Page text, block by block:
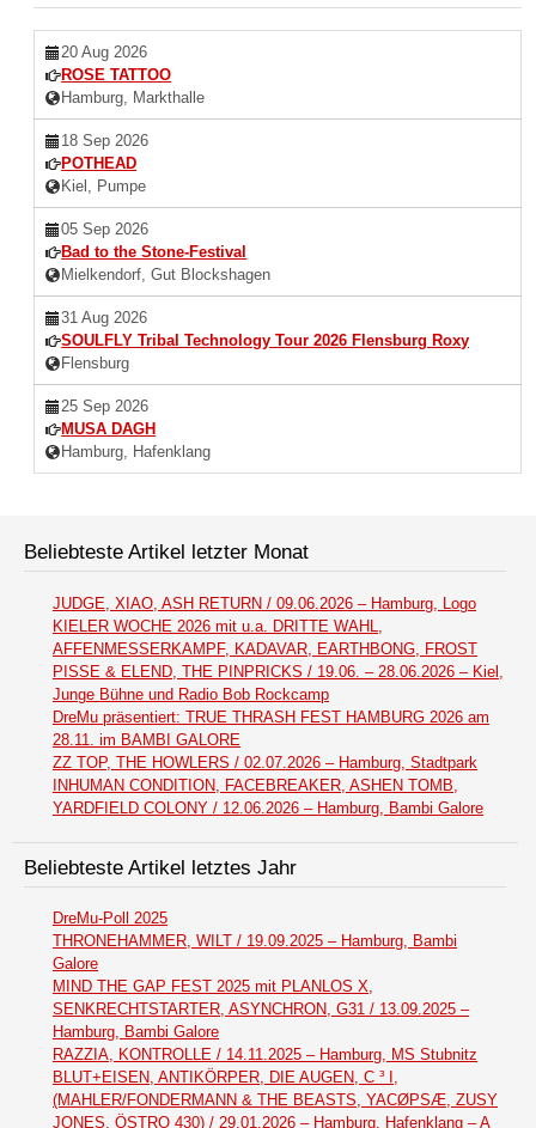
20 Aug 2026
ROSE TATTOO
Hamburg, Markthalle
18 Sep 2026
POTHEAD
Kiel, Pumpe
05 Sep 2026
Bad to the Stone-Festival
Mielkendorf, Gut Blockshagen
31 Aug 2026
SOULFLY Tribal Technology Tour 2026 Flensburg Roxy
Flensburg
25 Sep 2026
MUSA DAGH
Hamburg, Hafenklang
Beliebteste Artikel letzter Monat
JUDGE, XIAO, ASH RETURN / 09.06.2026 – Hamburg, Logo
KIELER WOCHE 2026 mit u.a. DRITTE WAHL,
AFFENMESSERKAMPF, KADAVAR, EARTHBONG, FROST
PISSE & ELEND, THE PINPRICKS / 19.06. – 28.06.2026 – Kiel,
Junge Bühne und Radio Bob Rockcamp
DreMu präsentiert: TRUE THRASH FEST HAMBURG 2026 am
28.11. im BAMBI GALORE
ZZ TOP, THE HOWLERS / 02.07.2026 – Hamburg, Stadtpark
INHUMAN CONDITION, FACEBREAKER, ASHEN TOMB,
YARDFIELD COLONY / 12.06.2026 – Hamburg, Bambi Galore
Beliebteste Artikel letztes Jahr
DreMu-Poll 2025
THRONEHAMMER, WILT / 19.09.2025 – Hamburg, Bambi
Galore
MIND THE GAP FEST 2025 mit PLANLOS X,
SENKRECHTSTARTER, ASYNCHRON, G31 / 13.09.2025 –
Hamburg, Bambi Galore
RAZZIA, KONTROLLE / 14.11.2025 – Hamburg, MS Stubnitz
BLUT+EISEN, ANTIKÖRPER, DIE AUGEN, C ³ I,
(MAHLER/FONDERMANN & THE BEASTS, YACØPSÆ, ZUSY
JONES, ÖSTRO 430) / 29.01.2026 – Hamburg, Hafenklang – A